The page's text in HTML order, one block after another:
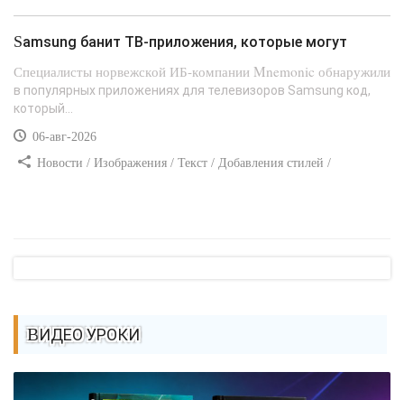
Samsung банит ТВ-приложения, которые могут
Специалисты норвежской ИБ-компании Mnemonic обнаружили
в популярных приложениях для телевизоров Samsung код,
который...
06-авг-2026
Новости / Изображения / Текст / Добавления стилей /
ВИДЕО УРОКИ